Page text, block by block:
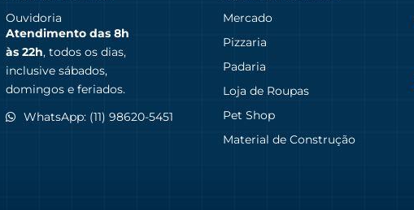
Ouvidoria
Atendimento das 8h
às 22h, todos os dias,
inclusive sábados,
domingos e feriados.
WhatsApp: (11) 98620-5451
Mercado
Pizzaria
Padaria
Loja de Roupas
Pet Shop
Material de Construção